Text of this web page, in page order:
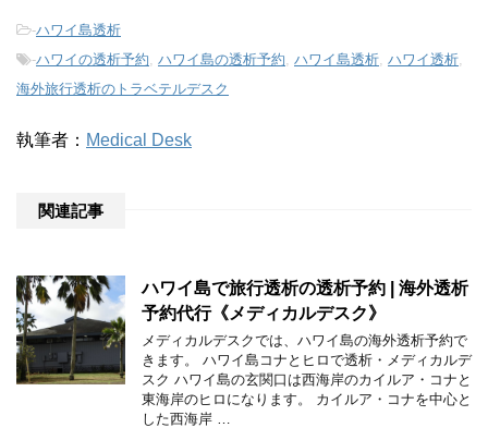
-ハワイ島透析
-ハワイの透析予約 ハワイ島の透析予約 ハワイ島透析 ハワイ透析
海外旅行透析のトラベテルデスク
執筆者： Medical Desk
関連記事
ハワイ島で旅行透析の透析予約 | 海外透析
予約代行《メディカルデスク》
メディカルデスクでは、ハワイ島の海外透析予約で
きます。 ハワイ島コナとヒロで透析・メディカルデ
スク ハワイ島の玄関口は西海岸のカイルア・コナと
東海岸のヒロになります。 カイルア・コナを中心と
した西海岸 …